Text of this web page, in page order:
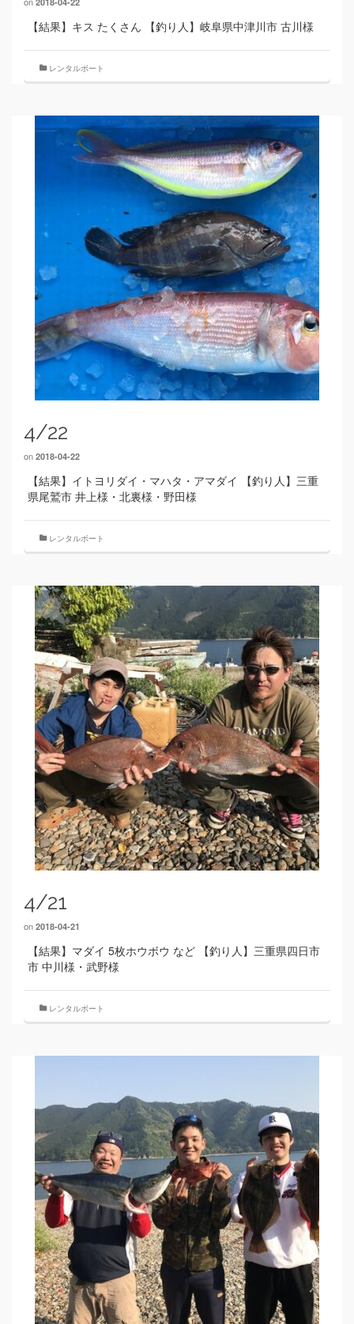
【結果】キス たくさん 【釣り人】岐阜県中津川市 古川様
レンタルボート
4/22
on 2018-04-22
【結果】イトヨリダイ・マハタ・アマダイ 【釣り人】三重
県尾鷲市 井上様・北裏様・野田様
レンタルボート
4/21
on 2018-04-21
【結果】マダイ 5枚ホウボウ など 【釣り人】三重県四日市
市 中川様・武野様
レンタルボート